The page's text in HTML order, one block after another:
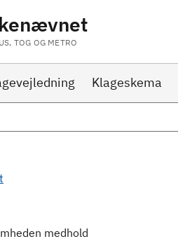
TOG OG METRO
Klageskema
medhold